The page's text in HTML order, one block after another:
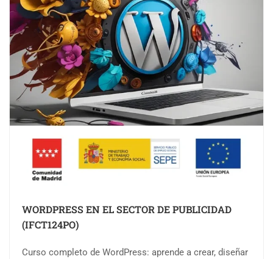
WORDPRESS EN EL SECTOR DE PUBLICIDAD
(IFCT124PO)
Curso completo de WordPress: aprende a crear, diseñar